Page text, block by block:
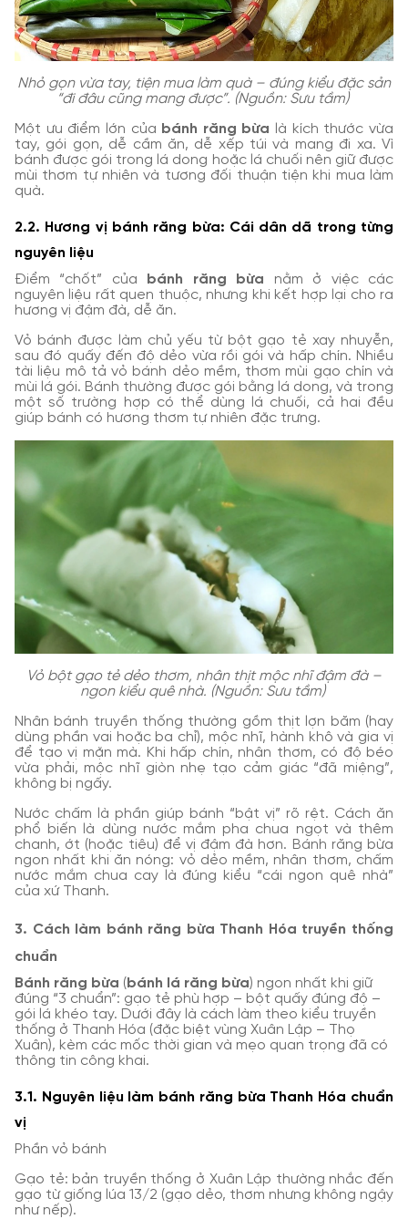
Nhỏ gọn vừa tay, tiện mua làm quà – đúng kiểu đặc sản
“đi đâu cũng mang được”. (Nguồn: Sưu tầm)
Một ưu điểm lớn của bánh răng bừa là kích thước vừa
tay, gói gọn, dễ cầm ăn, dễ xếp túi và mang đi xa. Vì
bánh được gói trong lá dong hoặc lá chuối nên giữ được
mùi thơm tự nhiên và tương đối thuận tiện khi mua làm
quà.
2.2. Hương vị bánh răng bừa: Cái dân dã trong từng
nguyên liệu
Điểm “chốt” của
bánh răng bừa nằm ở việc các
nguyên liệu rất quen thuộc, nhưng khi kết hợp lại cho ra
hương vị đậm đà, dễ ăn.
Vỏ bánh được làm chủ yếu từ bột gạo tẻ xay nhuyễn,
sau đó quấy đến độ dẻo vừa rồi gói và hấp chín. Nhiều
tài liệu mô tả vỏ bánh dẻo mềm, thơm mùi gạo chín và
mùi lá gói. Bánh thường được gói bằng lá dong, và trong
một số trường hợp có thể dùng lá chuối, cả hai đều
giúp bánh có hương thơm tự nhiên đặc trưng.
Vỏ bột gạo tẻ dẻo thơm, nhân thịt mộc nhĩ đậm đà –
ngon kiểu quê nhà. (Nguồn: Sưu tầm)
Nhân bánh truyền thống thường gồm thịt lợn băm (hay
dùng phần vai hoặc ba chỉ), mộc nhĩ, hành khô và gia vị
để tạo vị mặn mà. Khi hấp chín, nhân thơm, có độ béo
vừa phải, mộc nhĩ giòn nhẹ tạo cảm giác “đã miệng”,
không bị ngấy.
Nước chấm là phần giúp bánh “bật vị” rõ rệt. Cách ăn
phổ biến là dùng nước mắm pha chua ngọt và thêm
chanh, ớt (hoặc tiêu) để vị đậm đà hơn. Bánh răng bừa
ngon nhất khi ăn nóng: vỏ dẻo mềm, nhân thơm, chấm
nước mắm chua cay là đúng kiểu “cái ngon quê nhà”
của xứ Thanh.
3. Cách làm bánh răng bừa Thanh Hóa truyền thống
chuẩn
Bánh răng bừa ( bánh lá răng bừa) ngon nhất khi giữ
đúng “3 chuẩn”: gạo tẻ phù hợp – bột quấy đúng độ –
gói lá khéo tay. Dưới đây là cách làm theo kiểu truyền
thống ở Thanh Hóa (đặc biệt vùng Xuân Lập – Thọ
Xuân), kèm các mốc thời gian và mẹo quan trọng đã có
thông tin công khai.
3.1. Nguyên liệu làm bánh răng bừa Thanh Hóa chuẩn
vị
Phần vỏ bánh
Gạo tẻ: bản truyền thống ở Xuân Lập thường nhắc đến
gạo từ giống lúa 13/2 (gạo dẻo, thơm nhưng không ngậy
như nếp).